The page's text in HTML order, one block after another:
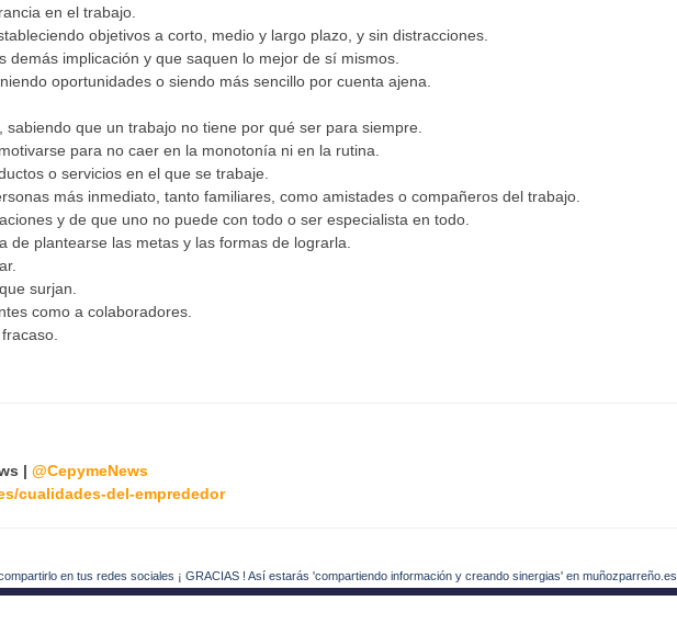
en el trabajo.
objetivos a corto, medio y largo plazo, y sin distracciones.
demás implicación y que saquen lo mejor de sí mismos.
oportunidades o siendo más sencillo por cuenta ajena.
sabiendo que un trabajo no tiene por qué ser para siempre.
para no caer en la monotonía ni en la rutina.
o servicios en el que se trabaje.
más inmediato, tanto familiares, como amistades o compañeros del trabajo.
y de que uno no puede con todo o ser especialista en todo.
de plantearse las metas y las formas de lograrla.
surjan.
como a colaboradores.
| @CepymeNews
cualidades-del-emprededor
en tus redes sociales ¡ GRACIAS ! Así estarás 'compartiendo información y creando sinergias' en muñozparreño.es